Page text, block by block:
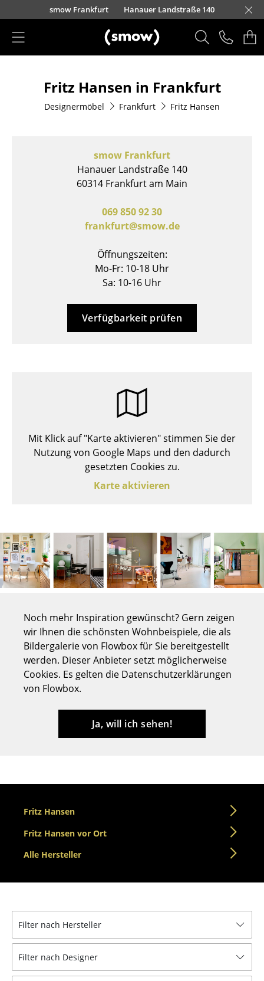
Direkt zum Inhalt
10039
Lorettostraße 28
Straße 30-32
smow Frankfurt Hanauer Landstraße 140
smow Freiburg
smow Hamburg
smow Hannover
smow Kempten
smow Köln
smow Konstanz
smow Leipzig
smow Solothurn
smow Mainz
smow München
smow Nürnberg
smow Schwarzwald
smow Stuttgart
Sitzmöbel
Esszimmerstühle
Loungesessel
Freischwinger
Bänke & Liegen
Konferenzstühle
Tische
Esstische
Beistelltische
Couchtische
Schreibtische
Sekretäre & PC-Tische
Konferenztische
Stehtische & Stehpulte
... alle Tische
Aufbewahren
Regale & Schränke
Wandregale
TV Möbel
Fritz Hansen in Frankfurt
Designermöbel Frankfurt Fritz Hansen
smow Frankfurt
Hanauer Landstraße 140
60314 Frankfurt am Main
069 850 92 30
frankfurt@smow.de
Öffnungszeiten:
Mo-Fr: 10-18 Uhr
Sa: 10-16 Uhr
Verfügbarkeit prüfen
Mit Klick auf "Karte aktivieren" stimmen Sie der
Nutzung von Google Maps und den dadurch
gesetzten Cookies zu.
Karte aktivieren
Noch mehr Inspiration gewünscht? Gern zeigen
wir Ihnen die schönsten Wohnbeispiele, die als
Bildergalerie von Flowbox für Sie bereitgestellt
werden. Dieser Anbieter setzt möglicherweise
Cookies. Es gelten die Datenschutzerklärungen
von Flowbox.
Ja, will ich sehen!
Fritz Hansen
Fritz Hansen vor Ort
Alle Hersteller
Filter nach Hersteller
Filter nach Designer